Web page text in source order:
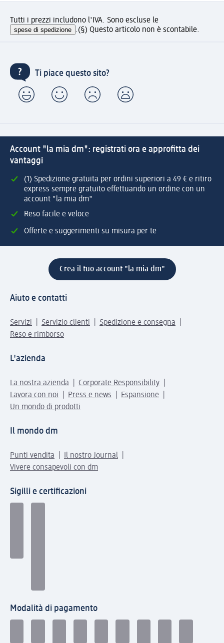
Tutti i prezzi includono l'IVA. Sono escluse le
spese di spedizione .(§) Questo articolo non è scontabile.
Ti piace questo sito?
Account "la mia dm": registrati ora e approfitta dei
vantaggi
(1) Spedizione gratuita per ordini superiori a 49 € e ritiro
express sempre gratuito effettuando un ordine con un
account "la mia dm"
Reso facile e veloce
Offerte e suggerimenti su misura per te
Crea il tuo account "la mia dm"
Aiuto e contatti
Servizi Servizio clienti
Spedizione e consegna
Reso e rimborso
L'azienda
La nostra azienda
Corporate Responsibility
Lavora con noi
Press e news
Espansione
Un mondo di prodotti
Il mondo dm
Punti vendita
Il nostro Journal
Vivere consapevoli con dm
Sigilli e certificazioni
Modalità di pagamento